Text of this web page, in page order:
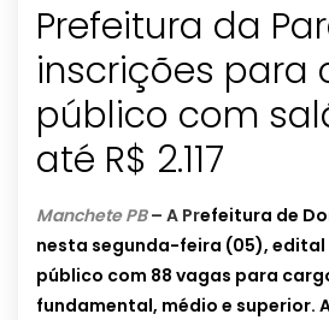
Prefeitura da
inscrições para
público com
até R$ 2.117
Manchete PB – A Prefeitura de
nesta segunda-feira (05), edital
público com 88 vagas para
fundamental, médio e superior.